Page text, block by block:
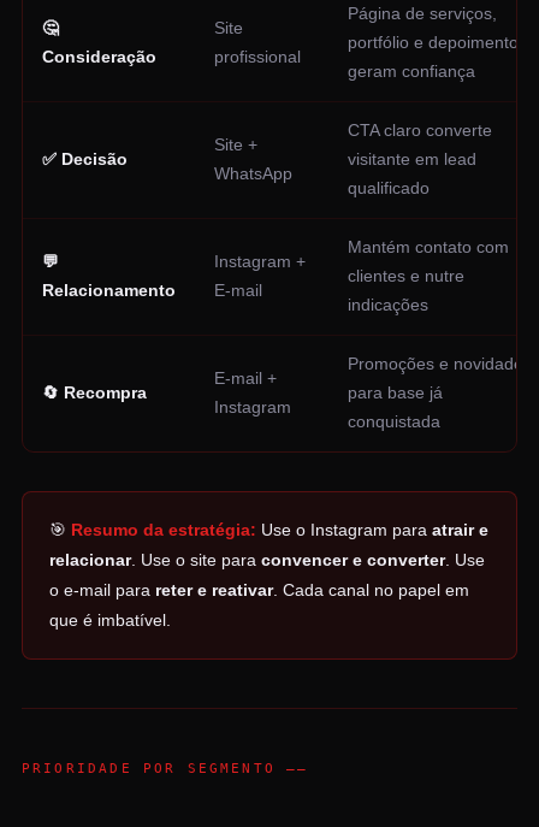
🤔
Consideração
Site
profissional
Página de serviços,
portfólio e depoimentos
geram confiança
✅ Decisão
Site +
WhatsApp
CTA claro converte
visitante em lead
qualificado
💬
Relacionamento
Instagram +
E-mail
Mantém contato com
clientes e nutre
indicações
🔄 Recompra
E-mail +
Instagram
Promoções e novidades
para base já
conquistada
🎯 Resumo da estratégia: Use o Instagram paraatrair e
relacionar. Use o site paraconvencer e converter. Use
o e-mail para reter e reativar. Cada canal no papel em
que é imbatível.
PRIORIDADE POR SEGMENTO ——